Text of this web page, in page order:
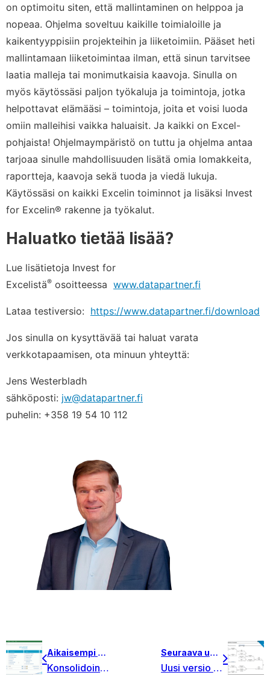
on optimoitu siten, että mallintaminen on helppoa ja
nopeaa. Ohjelma soveltuu kaikille toimialoille ja
kaikentyyppisiin projekteihin ja liiketoimiin. Pääset heti
mallintamaan liiketoimintaa ilman, että sinun tarvitsee
laatia malleja tai monimutkaisia kaavoja. Sinulla on
myös käytössäsi paljon työkaluja ja toimintoja, jotka
helpottavat elämääsi – toimintoja, joita et voisi luoda
omiin malleihisi vaikka haluaisit. Ja kaikki on Excel-
pohjaista! Ohjelmaympäristö on tuttu ja ohjelma antaa
tarjoaa sinulle mahdollisuuden lisätä omia lomakkeita,
raportteja, kaavoja sekä tuoda ja viedä lukuja.
Käytössäsi on kaikki Excelin toiminnot ja lisäksi Invest
for Excelin® rakenne ja työkalut.
Haluatko tietää lisää?
Lue lisätietoja Invest for
Excelistä® osoitteessa www.datapartner.fi
Lataa testiversio: https://www.datapartner.fi/download
Jos sinulla on kysyttävää tai haluat varata
verkkotapaamisen, ota minuun yhteyttä:
Jens Westerbladh
sähköposti: jw@datapartner.fi
puhelin: +358 19 54 10 112
Aikaisempi uutinen
Konsolidointi, useiden investointien/ projektien yhteisvaikutus
Seuraava uutinen
Uusi versio 3.9 on nyt ladattavissa!